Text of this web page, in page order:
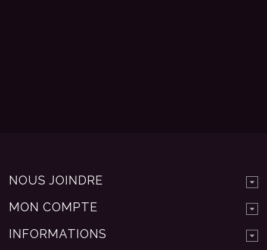
NOUS JOINDRE
MON COMPTE
INFORMATIONS